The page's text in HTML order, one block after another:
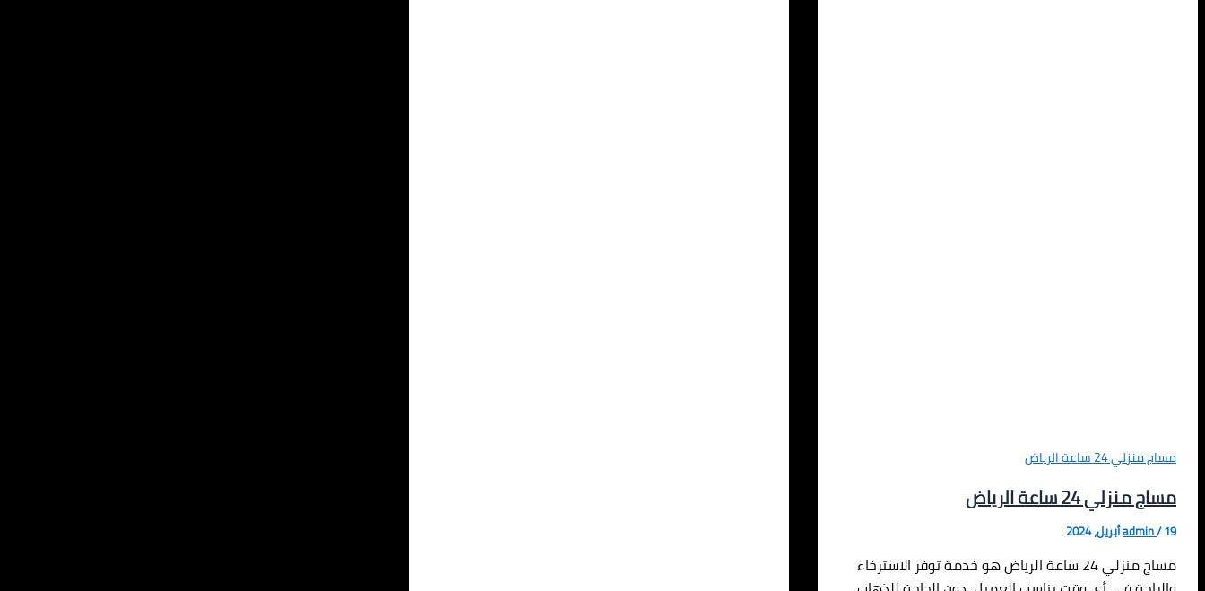
مساج منزلي 24 ساعة الرياض
مساج منزلي 24 ساعة الرياض
admin/19 أبريل، 2024
مساج منزلي 24 ساعة الرياض هو خدمة توفر الاسترخاء